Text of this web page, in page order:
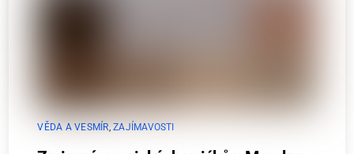
VĚDA A VESMÍR,ZAJÍMAVOSTI